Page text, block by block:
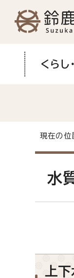
くらし
現在の位
水
上